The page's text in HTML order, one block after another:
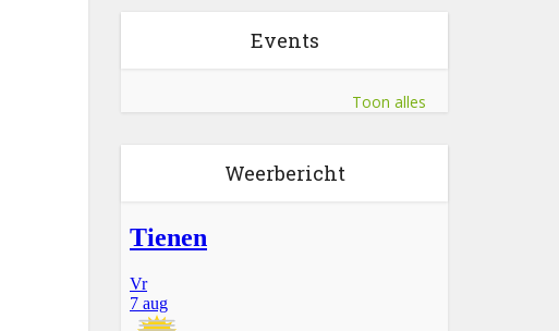
Events
Toon alles
Weerbericht